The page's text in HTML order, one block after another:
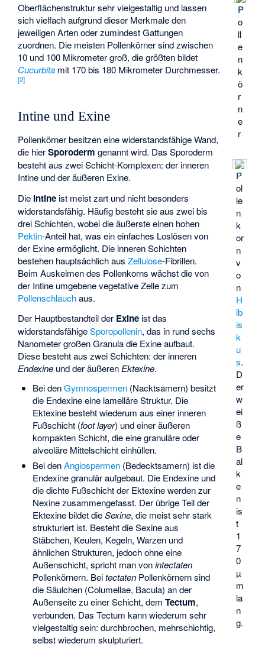
P
o
ll
e
n
k
ö
r
n
e
r
P
ol
le
n
k
or
n
v
o
n
H
ib
is
k
u
s.
D
er
w
ei
ß
e
B
al
k
e
n
is
t
1
7
0
µ
m
la
n
g.
Oberflächenstruktur sehr vielgestaltig und lassen
sich vielfach aufgrund dieser Merkmale den
jeweiligen Arten oder zumindest Gattungen
zuordnen. Die meisten Pollenkörner sind zwischen
10 und 100 Mikrometer groß, die größten bildet
Cucurbita mit 170 bis 180 Mikrometer Durchmesser.
[2]
Intine und Exine
Pollenkörner besitzen eine widerstandsfähige Wand,
die hierSporoderm genannt wird. Das Sporoderm
besteht aus zwei Schicht-Komplexen: der inneren
Intine und der äußeren Exine.
Die Intine ist meist zart und nicht besonders
widerstandsfähig. Häufig besteht sie aus zwei bis
drei Schichten, wobei die äußerste einen hohen
Pektin-Anteil hat, was ein einfaches Loslösen von
der Exine ermöglicht. Die inneren Schichten
bestehen hauptsächlich ausZellulose-Fibrillen.
Beim Auskeimen des Pollenkorns wächst die von
der Intine umgebene vegetative Zelle zum
Pollenschlauchaus.
Der Hauptbestandteil der Exine ist das
widerstandsfähigeSporopollenin, das in rund sechs
Nanometer großen Granula die Exine aufbaut.
Diese besteht aus zwei Schichten: der inneren
Endexine und der äußerenEktexine.
Bei denGymnospermen(Nacktsamern) besitzt
die Endexine eine lamelläre Struktur. Die
Ektexine besteht wiederum aus einer inneren
Fußschicht (foot layer) und einer äußeren
kompakten Schicht, die eine granuläre oder
alveoläre Mittelschicht einhüllen.
Bei denAngiospermen(Bedecktsamern) ist die
Endexine granulär aufgebaut. Die Endexine und
die dichte Fußschicht der Ektexine werden zur
Nexine zusammengefasst. Der übrige Teil der
Ektexine bildet dieSexine, die meist sehr stark
strukturiert ist. Besteht die Sexine aus
Stäbchen, Keulen, Kegeln, Warzen und
ähnlichen Strukturen, jedoch ohne eine
Außenschicht, spricht man vonintectaten
Pollenkörnern. BeitectatenPollenkörnern sind
die Säulchen (Columellae, Bacula) an der
Außenseite zu einer Schicht, dem Tectum,
verbunden. Das Tectum kann wiederum sehr
vielgestaltig sein: durchbrochen, mehrschichtig,
selbst wiederum skulpturiert.